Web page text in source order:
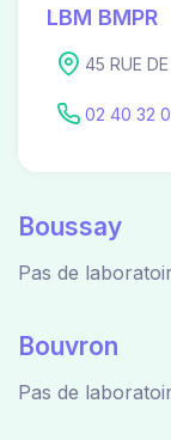
LBM BMPR
45 RUE
02 40 32
Boussay
Pas de
Bouvron
Pas de